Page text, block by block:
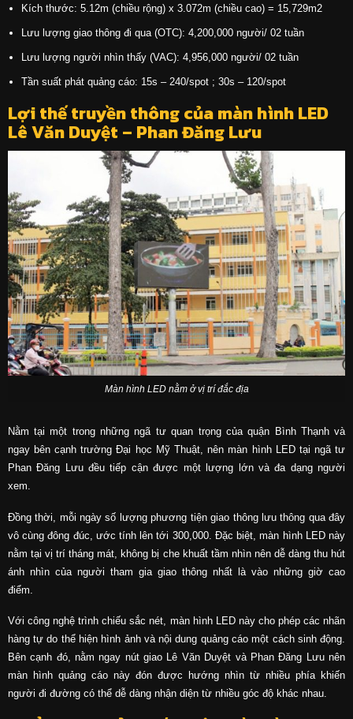
Kích thước: 5.12m (chiều rộng) x 3.072m (chiều cao) = 15,729m2
Lưu lượng giao thông đi qua (OTC): 4,200,000 người/ 02 tuần
Lưu lượng người nhìn thấy (VAC): 4,956,000 người/ 02 tuần
Tần suất phát quảng cáo: 15s – 240/spot ; 30s – 120/spot
Lợi thế truyền thông của màn hình LED
Lê Văn Duyệt – Phan Đăng Lưu
Màn hình LED nằm ở vị trí đắc địa
Nằm tại một trong những ngã tư quan trọng của quận Bình Thạnh và
ngay bên cạnh trường Đại học Mỹ Thuật, nên màn hình LED tại ngã tư
Phan Đăng Lưu đều tiếp cận được một lượng lớn và đa dạng người
xem.
Đồng thời, mỗi ngày số lượng phương tiện giao thông lưu thông qua đây
vô cùng đông đúc, ước tính lên tới 300,000. Đặc biệt, màn hình LED này
nằm tại vị trí tháng mát, không bị che khuất tầm nhìn nên dễ dàng thu hút
ánh nhìn của người tham gia giao thông nhất là vào những giờ cao
điểm.
Với công nghệ trình chiếu sắc nét, màn hình LED này cho phép các nhãn
hàng tự do thể hiện hình ảnh và nội dung quảng cáo một cách sinh động.
Bên cạnh đó, nằm ngay nút giao Lê Văn Duyệt và Phan Đăng Lưu nên
màn hình quảng cáo này đón được hướng nhìn từ nhiều phía khiến
người đi đường có thể dễ dàng nhận diện từ nhiều góc độ khác nhau.